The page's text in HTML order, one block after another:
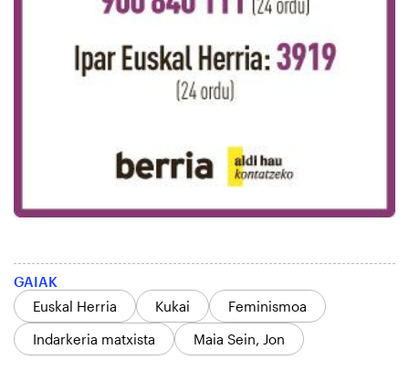
GAIAK
Euskal Herria
Kukai
Feminismoa
Indarkeria matxista
Maia Sein, Jon